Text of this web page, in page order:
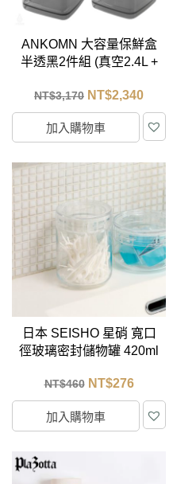
ANKOMN 大容量保鮮盒
半透黑2件組 (真空2.4L +
NT$3,170 NT$2,340
加入購物車
日本 SEISHO 星硝 寬口
徑玻璃密封儲物罐 420ml
NT$460 NT$276
加入購物車